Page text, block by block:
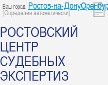
Ваш город: Ростов-на-
(Определен автоматически)
РОСТОВСКИЙ
ЦЕНТР
СУДЕБНЫХ
ЭКСПЕРТИЗ